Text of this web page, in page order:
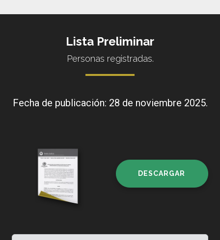
Lista Preliminar
Personas registradas.
Fecha de publicación: 28 de noviembre 2025.
DESCARGAR